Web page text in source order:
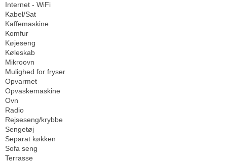
Internet - WiFi
Kabel/Sat
Kaffemaskine
Komfur
Køjeseng
Køleskab
Mikroovn
Mulighed for fryser
Opvarmet
Opvaskemaskine
Ovn
Radio
Rejseseng/krybbe
Sengetøj
Separat køkken
Sofa seng
Terrasse